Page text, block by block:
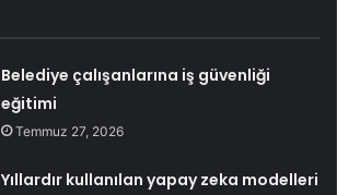
Belediye çalışanlarına iş güvenliği
eğitimi
Temmuz 27, 2026
Yıllardır kullanılan yapay zeka modelleri